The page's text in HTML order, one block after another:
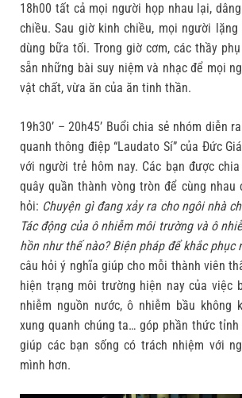
18h00 tất cả mọi người họp nhau lại,
chiều. Sau giờ kinh chiều, mọi người lặng
dùng bữa tối. Trong giờ cơm, các thầy
sẵn những bài suy niệm và nhạc để mọi
vật chất, vừa ăn của ăn tinh thần.
19h30’ – 20h45’ Buổi chia sẻ nhóm diễn
quanh thông điệp “Laudato Sí” của Đức
với người trẻ hôm nay. Các bạn được
quây quần thành vòng tròn để cùng nhau
hỏi: Chuyện gì đang xảy ra cho ngôi nhà
Tác động của ô nhiễm môi trường và ô
hồn như thế nào? Biện pháp để khắc phục
câu hỏi ý nghĩa giúp cho mỗi thành viên
hiện trạng môi trường hiện nay của việc
nhiễm nguồn nước, ô nhiễm bầu không
xung quanh chúng ta… góp phần thức
giúp các bạn sống có trách nhiệm với
mình hơn.